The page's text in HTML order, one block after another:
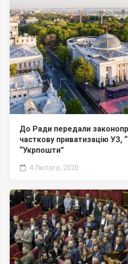
До Ради передали
часткову приватизацію УЗ,
“Укрпошти”
4 Лютого, 2020